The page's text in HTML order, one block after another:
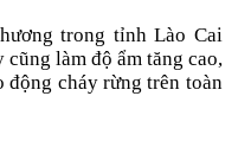
trong tỉnh Lào Cai
làm độ ẩm tăng cao,
động cháy rừng trên toàn